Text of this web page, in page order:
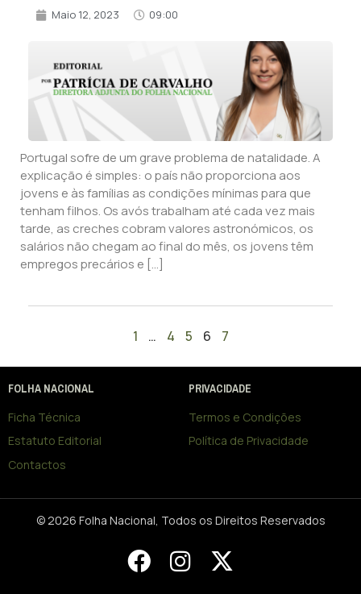
Maio 12, 2023 09:00
Portugal sofre de um grave problema de natalidade. A
explicação é simples: o país não proporciona aos
jovens e às famílias as condições mínimas para que
tenham filhos. Os avós trabalham até cada vez mais
tarde, as creches cobram valores astronómicos, os
salários não chegam ao final do mês, os jovens têm
empregos precários e […]
1 … 4 5 6 7
FOLHA NACIONAL
Ficha Técnica
Estatuto Editorial
Contactos
PRIVACIDADE
Termos e Condições
Política de Privacidade
© 2026 Folha Nacional, Todos os Direitos Reservados